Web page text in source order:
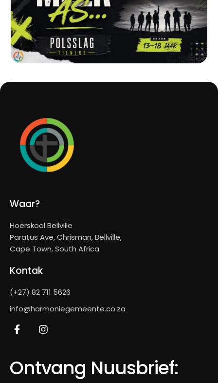
Kontak
(+27) 82 711 5626
info@harmoniegemeente.co.za
Waar?
Hoërskool Bellville
Paratus Ave, Chrisman, Bellville,
Cape Town, South Africa
Ontvang Nuusbrief: